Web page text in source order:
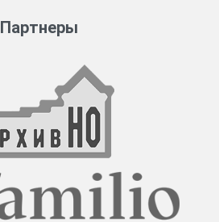
Партнеры